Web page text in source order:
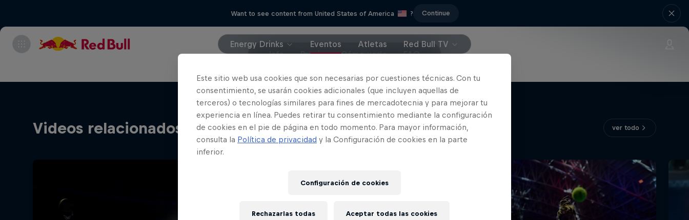
Want to see content from United States of America ? Continue
Energy Drinks Eventos Atletas
Red Bull TV
Info
Previa Cómo verlo FAQ
Videos relacionados ver todo
Este sitio web usa cookies que son necesarias por cuestiones técnicas. Con tu
consentimiento, se usarán cookies adicionales (que incluyen aquellas de
terceros) o tecnologías similares para fines de mercadotecnia y para mejorar tu
experiencia en línea. Puedes retirar tu consentimiento mediante la configuración
de cookies en el pie de página en todo momento. Para mayor información,
consulta la Política de privacidad y la Configuración de cookies en la parte
inferior.
Configuración de cookies
Rechazarlas todas Aceptar todas las cookies